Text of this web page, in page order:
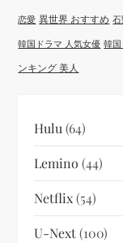
恋愛 異世界 おすすめ
韓国ドラマ 人気女優 韓
ンキング 美人
Hulu (64)
Lemino (44)
Netflix(54)
U-Next(100)